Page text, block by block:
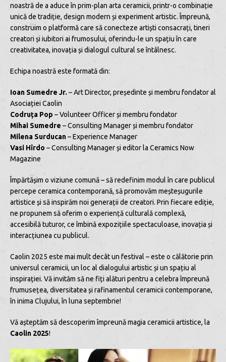
noastră de a aduce în prim-plan arta ceramicii, printr-o combinație
unică de tradiție, design modern și experiment artistic. Împreună,
construim o platformă care să conecteze artiști consacrați, tineri
creatori și iubitori ai frumosului, oferindu-le un spațiu în care
creativitatea, inovația și dialogul cultural se întâlnesc.
Echipa noastră este formată din:
Ioan Sumedre Jr. – Art Director, președinte și membru fondator al
Asociației Caolin
Codruța Pop – Volunteer Officer și membru fondator
Mihai Sumedre – Consulting Manager și membru fondator
Milena Surducan– Experience Manager
Vasi Hîrdo – Consulting Manager și editor la Ceramics Now
Magazine
Împărtășim o viziune comună – să redefinim modul în care publicul
percepe ceramica contemporană, să promovăm meșteșugurile
artistice și să inspirăm noi generații de creatori. Prin fiecare ediție,
ne propunem să oferim o experiență culturală complexă,
accesibilă tuturor, ce îmbină expozițiile spectaculoase, inovația și
interacțiunea cu publicul.
Caolin 2025 este mai mult decât un festival – este o călătorie prin
universul ceramicii, un loc al dialogului artistic și un spațiu al
inspirației. Vă invităm să ne fiți alături pentru a celebra împreună
frumusețea, diversitatea și rafinamentul ceramicii contemporane,
în inima Clujului, în luna septembrie!
Vă așteptăm să descoperim împreună magia ceramicii artistice, la
Caolin 2025!